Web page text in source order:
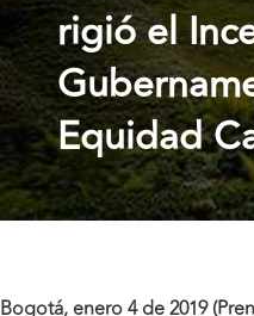
rigió el
Equidad
Bogotá, enero 4 de 2019